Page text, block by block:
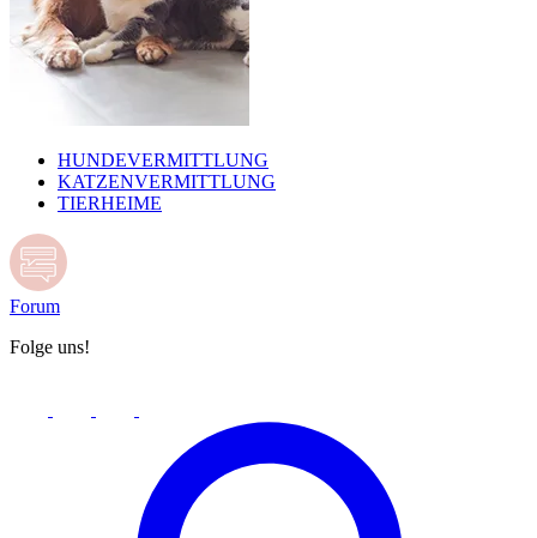
HUNDEVERMITTLUNG
KATZENVERMITTLUNG
TIERHEIME
Forum
Folge uns!